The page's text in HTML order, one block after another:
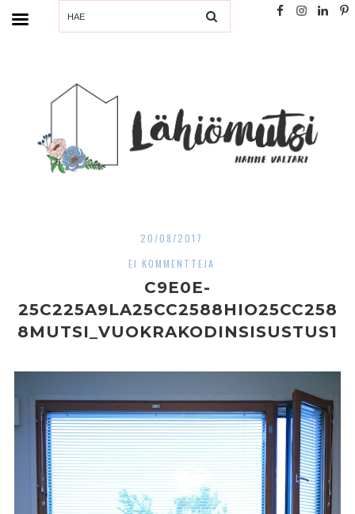
SEARCH
20/08/2017
EI KOMMENTTEJA
C9E0E-
25C225A9LA25CC2588HIO25CC258
8MUTSI_VUOKRAKODINSISUSTUS1